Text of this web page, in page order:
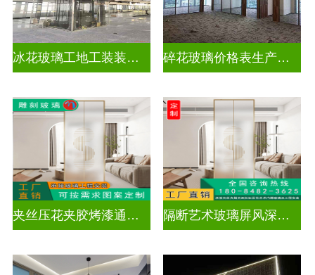
冰花玻璃工地工装装饰玻璃 碎花玻璃价格表生产电话
夹丝压花夹胶烤漆通电深雕浮雕玻璃 隔断艺术玻璃屏风深雕浮雕玻璃